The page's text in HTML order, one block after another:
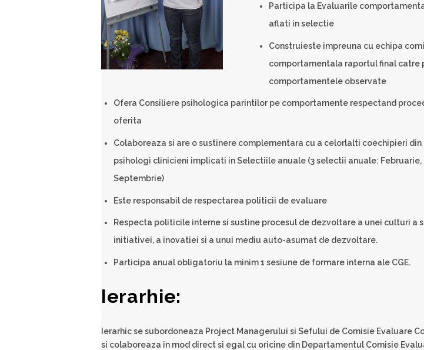
Participa la Evaluarile
aflati in selectie
Construieste impreuna cu echipa
comportamentala raportul final catre
comportamentele observate
Ofera Consiliere psihologica parintilor pe comportamente respectand
oferita
Colaboreaza si are o sustinere complementara cu a celorlalti coechipieri din
psihologi clinicieni implicati in Selectiile anuale (3 selectii anuale: Februarie,
Septembrie)
Este responsabil de respectarea politicii de evaluare
Respecta politicile interne si sustine procesul de dezvoltare a unei culturi a
initiativei, a inovatiei si a unui mediu auto-asumat de dezvoltare.
Participa anual obligatoriu la minim 1 sesiune de formare interna ale CGE.
Ierarhie:
Ierarhic se subordoneaza Project Managerului si Sefului de Comisie Evaluare
si colaboreaza in mod direct si egal cu oricine din Departamentul Comisie